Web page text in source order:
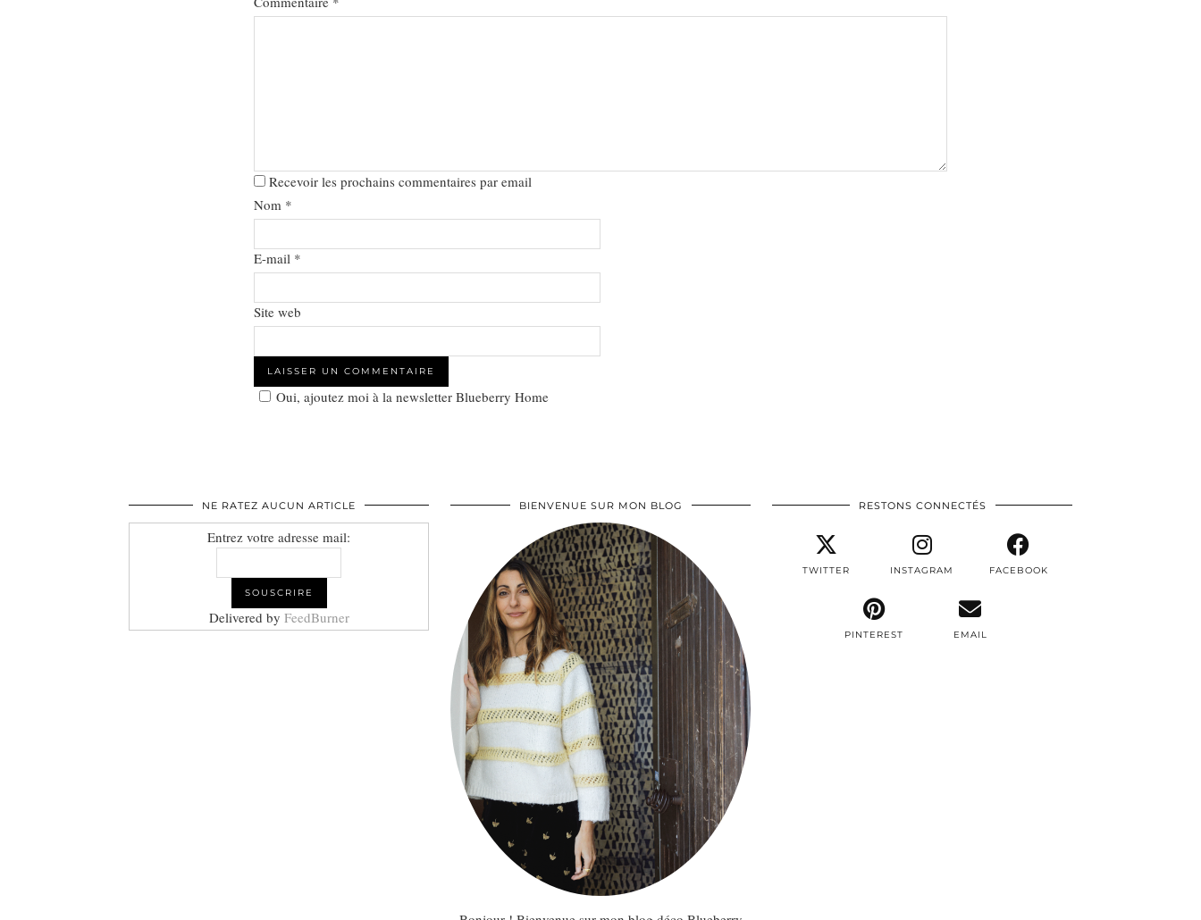
Recevoir les prochains commentaires par email
Nom *
E-mail *
Site web
Oui, ajoutez moi à la newsletter Blueberry Home
NE RATEZ AUCUN ARTICLE
Entrez votre adresse mail:
Delivered by FeedBurner
BIENVENUE SUR MON BLOG RESTONS CONNECTÉS
TWITTER INSTAGRAM FACEBOOK
PINTEREST EMAIL